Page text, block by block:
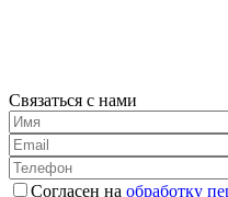
Связаться с нами
Согласен на обработку